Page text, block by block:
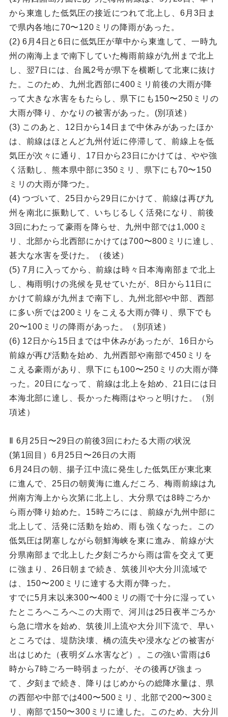
から東進した低気圧の接近につれて北上し、6月3日ま
で県内各地に70〜120ミリの降雨があった。
(2) 6月4日と6日に低気圧が華中から東進して、一時九
州の南海上まで南下していた梅雨前線が九州まで北上
し、翌7日には、台風2号が県下を横断して北東に抜け
た。このため、九州北西部に400ミリ前後の大雨が降
って大きな水害をもたらし、県下にも150〜250ミリの
大雨が降り、かなりの被害があった。(別項述）
(3) このあと、12日から14日まで中休みがあったほか
は、前線はほとんど九州付近に停滞して、前線上を低
気圧が次々に通り、17日から23日にかけては、やや強
く活動し、熊本県中部に350ミリ、県下にも70〜150
ミリの大雨が降つた。
(4) つづいて、25日から29日にかけて、前線は再び九
州を南北に振動して、いちじるしく活発になり、前後
3回にわたって豪雨を降らせ、九州中部では1,000ミ
リ、北部から北西部にかけては700〜800ミリに達し、
甚大な水害を受けた。（後述）
(5) 7月に入ってから、前線は時々日本海南部まで北上
し、梅雨明けの兆候を見せていたが、8日から11日に
かけて前線が九州まで南下し、九州北部や中部、西部
に多い所では200ミリをこえる大雨が降り、県下でも
20〜100ミリの降雨があった。（別項述）
(6) 12日から15日までは中休みがあったが、16日から
前線が再ぴ活動を始め、九州西部や南部で450ミリを
こえる豪雨があり、県下にも100〜250ミリの大雨が降
った。20日になって、前線は北上を始め、21日には日
本海北部に達し、長かった梅雨はやっと明けた。（別
項述）
Ⅱ 6月25日〜29日の前後3回にわたる大雨の状況
(第1回目）6月25日〜26日の大雨
6月24日の朝、揚子江中流に発生した低気圧が東北東
に進んで、25日の朝黄海に進んだころ、梅雨前線は九
州南方海上から次第に北上し、大分県では8時ごろか
ら雨が降り始めた。15時ごろには、前線が九州中部に
北上して、活発に活動を始め、雨も強くなった。この
低気圧は閉塞しながら朝鮮海峡を東に進み、前線が大
分県南部まで北上した夕刻ごろから雨は雷を交えて更
に強まり、26日朝まで続き、筑後川や大分川流域で
は、150〜200ミリに達する大雨が降った。
すでに5月末以来300〜400ミリの雨で十分に湿ってい
たところへころへこの大雨で、河川は25日夜半ごろか
ら急に増水を始め、筑後川上流や大分川下流で、早い
ところでは、堤防決壊、橋の流失や浸水などの被害が
出はじめた（夜明ダム水害など）。この強い雷雨は6
時から7時ごろ一時弱まったが、その後再び強まっ
て、夕刻まで続き、降りはじめからの総降水量は、県
の西部や中部では400〜500ミリ、北部で200〜300ミ
リ、南部で150〜300ミリに達した。このため、大分川